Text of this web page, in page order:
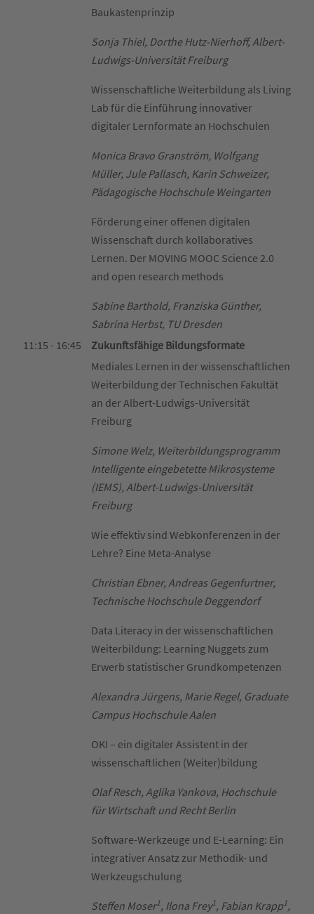
Baukastenprinzip
Sonja Thiel, Dorthe Hutz-Nierhoff, Albert-
Ludwigs-Universität Freiburg
Wissenschaftliche Weiterbildung als Living
Lab für die Einführung innovativer
digitaler Lernformate an Hochschulen
Monica Bravo Granström, Wolfgang
Müller, Jule Pallasch, Karin Schweizer,
Pädagogische Hochschule Weingarten
Förderung einer offenen digitalen
Wissenschaft durch kollaboratives
Lernen. Der MOVING MOOC Science 2.0
and open research methods
Sabine Barthold, Franziska Günther,
Sabrina Herbst, TU Dresden
11:15 - 16:45
Zukunftsfähige Bildungsformate
Mediales Lernen in der wissenschaftlichen
Weiterbildung der Technischen Fakultät
an der Albert-Ludwigs-Universität
Freiburg
Simone Welz, Weiterbildungsprogramm
Intelligente eingebetette Mikrosysteme
(IEMS), Albert-Ludwigs-Universität
Freiburg
Wie effektiv sind Webkonferenzen in der
Lehre? Eine Meta-Analyse
Christian Ebner, Andreas Gegenfurtner,
Technische Hochschule Deggendorf
Data Literacy in der wissenschaftlichen
Weiterbildung: Learning Nuggets zum
Erwerb statistischer Grundkompetenzen
Alexandra Jürgens, Marie Regel, Graduate
Campus Hochschule Aalen
OKI – ein digitaler Assistent in der
wissenschaftlichen (Weiter)bildung
Olaf Resch, Aglika Yankova, Hochschule
für Wirtschaft und Recht Berlin
Software-Werkzeuge und E-Learning: Ein
integrativer Ansatz zur Methodik- und
Werkzeugschulung
Steffen Moser1 , Ilona Frey1 , Fabian Krapp 1 ,